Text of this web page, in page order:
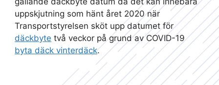
uppskjutning som hänt året 2020 när
Transportstyrelsen sköt upp datumet för
däckbyte två veckor på grund av COVID-19
byta däck vinterdäck.